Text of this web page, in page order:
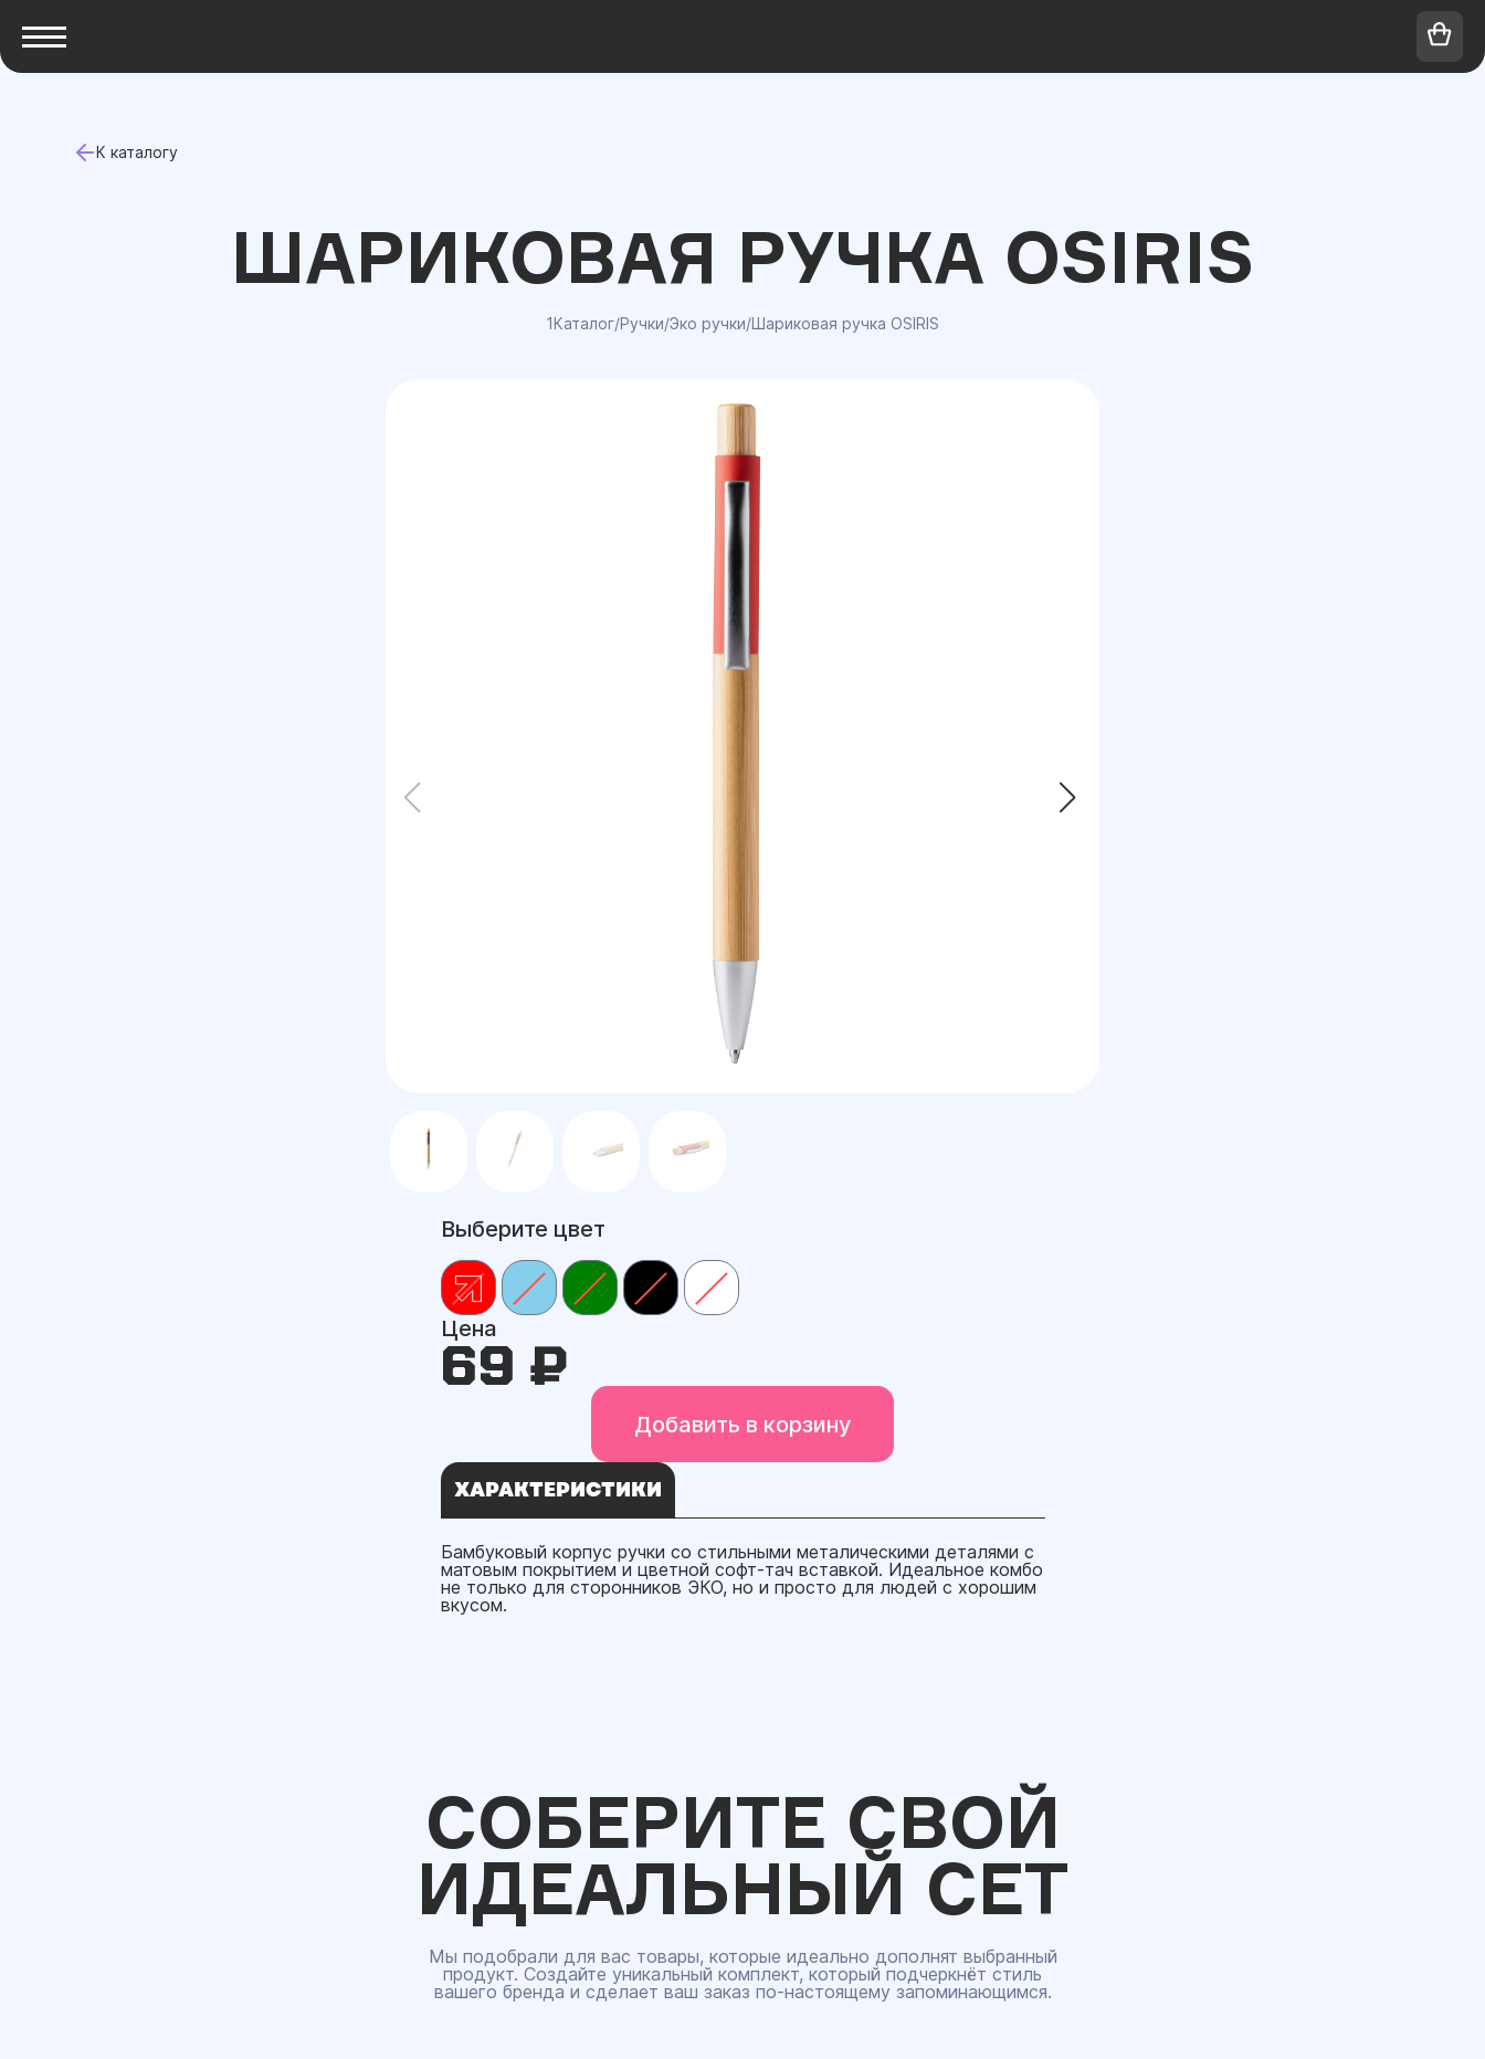
К каталогу
ШАРИКОВАЯ РУЧКА OSIRIS
1Каталог/Ручки/Эко ручки/Шариковая ручка OSIRIS
Выберите цвет
Цена
69 ₽
Добавить в корзину
ХАРАКТЕРИСТИКИ
Бамбуковый корпус ручки со стильными металическими деталями с
матовым покрытием и цветной софт-тач вставкой. Идеальное комбо
не только для сторонников ЭКО, но и просто для людей с хорошим
вкусом.
СОБЕРИТЕ СВОЙ
ИДЕАЛЬНЫЙ СЕТ
Мы подобрали для вас товары, которые идеально дополнят выбранный
продукт. Создайте уникальный комплект, который подчеркнёт стиль
вашего бренда и сделает ваш заказ по‑настоящему запоминающимся.